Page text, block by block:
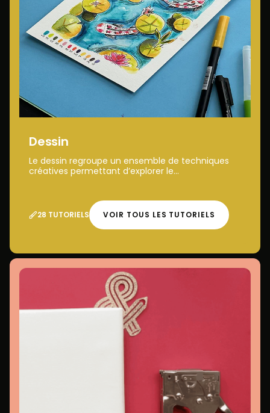
Dessin
Le dessin regroupe un ensemble de techniques
créatives permettant d’explorer le...
28 TUTORIELS VOIR TOUS LES TUTORIELS